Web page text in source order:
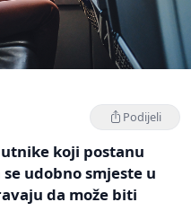
Podijeli
koji postanu
udobno smjeste u
da može biti